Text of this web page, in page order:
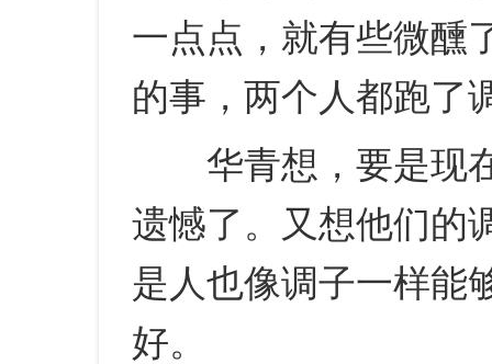
一点点，就有些微醺
的事，两个人都跑了
华青想，要是现在
遗憾了。又想他们的
是人也像调子一样能
好。